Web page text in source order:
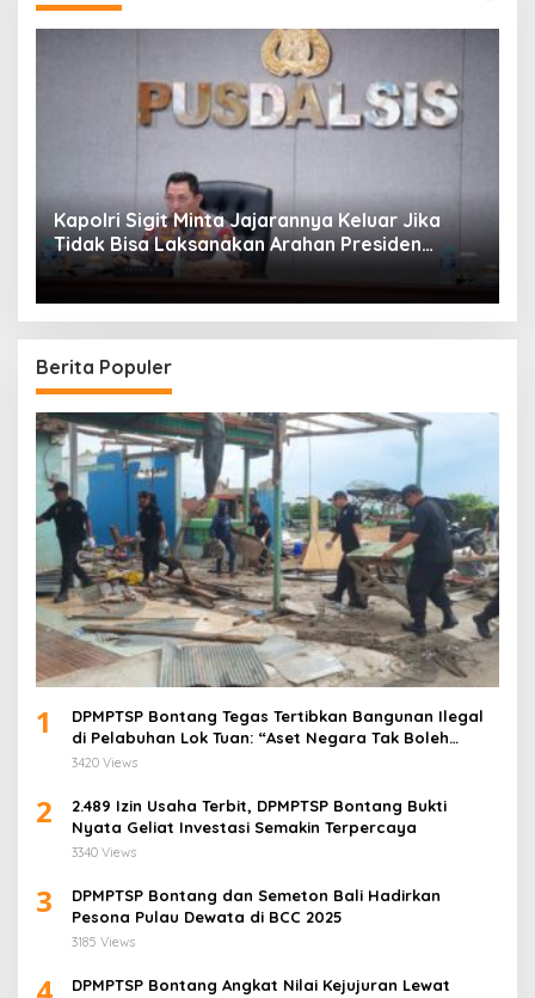
Kapolri Sigit Minta Jajarannya Keluar Jika
Tidak Bisa Laksanakan Arahan Presiden
Jokowi
Berita Populer
1
DPMPTSP Bontang Tegas Tertibkan Bangunan Ilegal
di Pelabuhan Lok Tuan: “Aset Negara Tak Boleh
Dikuasai!”
3420 Views
2
2.489 Izin Usaha Terbit, DPMPTSP Bontang Bukti
Nyata Geliat Investasi Semakin Terpercaya
3340 Views
3
DPMPTSP Bontang dan Semeton Bali Hadirkan
Pesona Pulau Dewata di BCC 2025
3185 Views
DPMPTSP Bontang Angkat Nilai Kejujuran Lewat